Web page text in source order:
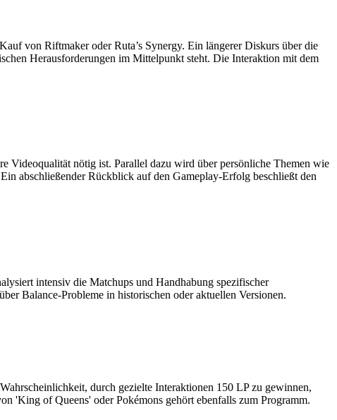
von Riftmaker oder Ruta’s Synergy. Ein längerer Diskurs über die
Herausforderungen im Mittelpunkt steht. Die Interaktion mit dem
Videoqualität nötig ist. Parallel dazu wird über persönliche Themen wie
abschließender Rückblick auf den Gameplay-Erfolg beschließt den
intensiv die Matchups und Handhabung spezifischer
Balance-Probleme in historischen oder aktuellen Versionen.
durch gezielte Interaktionen 150 LP zu gewinnen,
'King of Queens' oder Pokémons gehört ebenfalls zum Programm.